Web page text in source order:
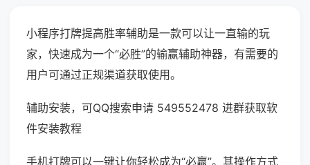
小程序打牌提高胜率辅助是一款可以让一直输的玩
家，快速成为一个“必胜”的输赢辅助神器，有需要的
用户可通过正规渠道获取使用。
辅助安装，可QQ搜索申请 549552478 进群获取软
件安装教程
手机打牌可以一键让你轻松成为“必赢”。其操作方式